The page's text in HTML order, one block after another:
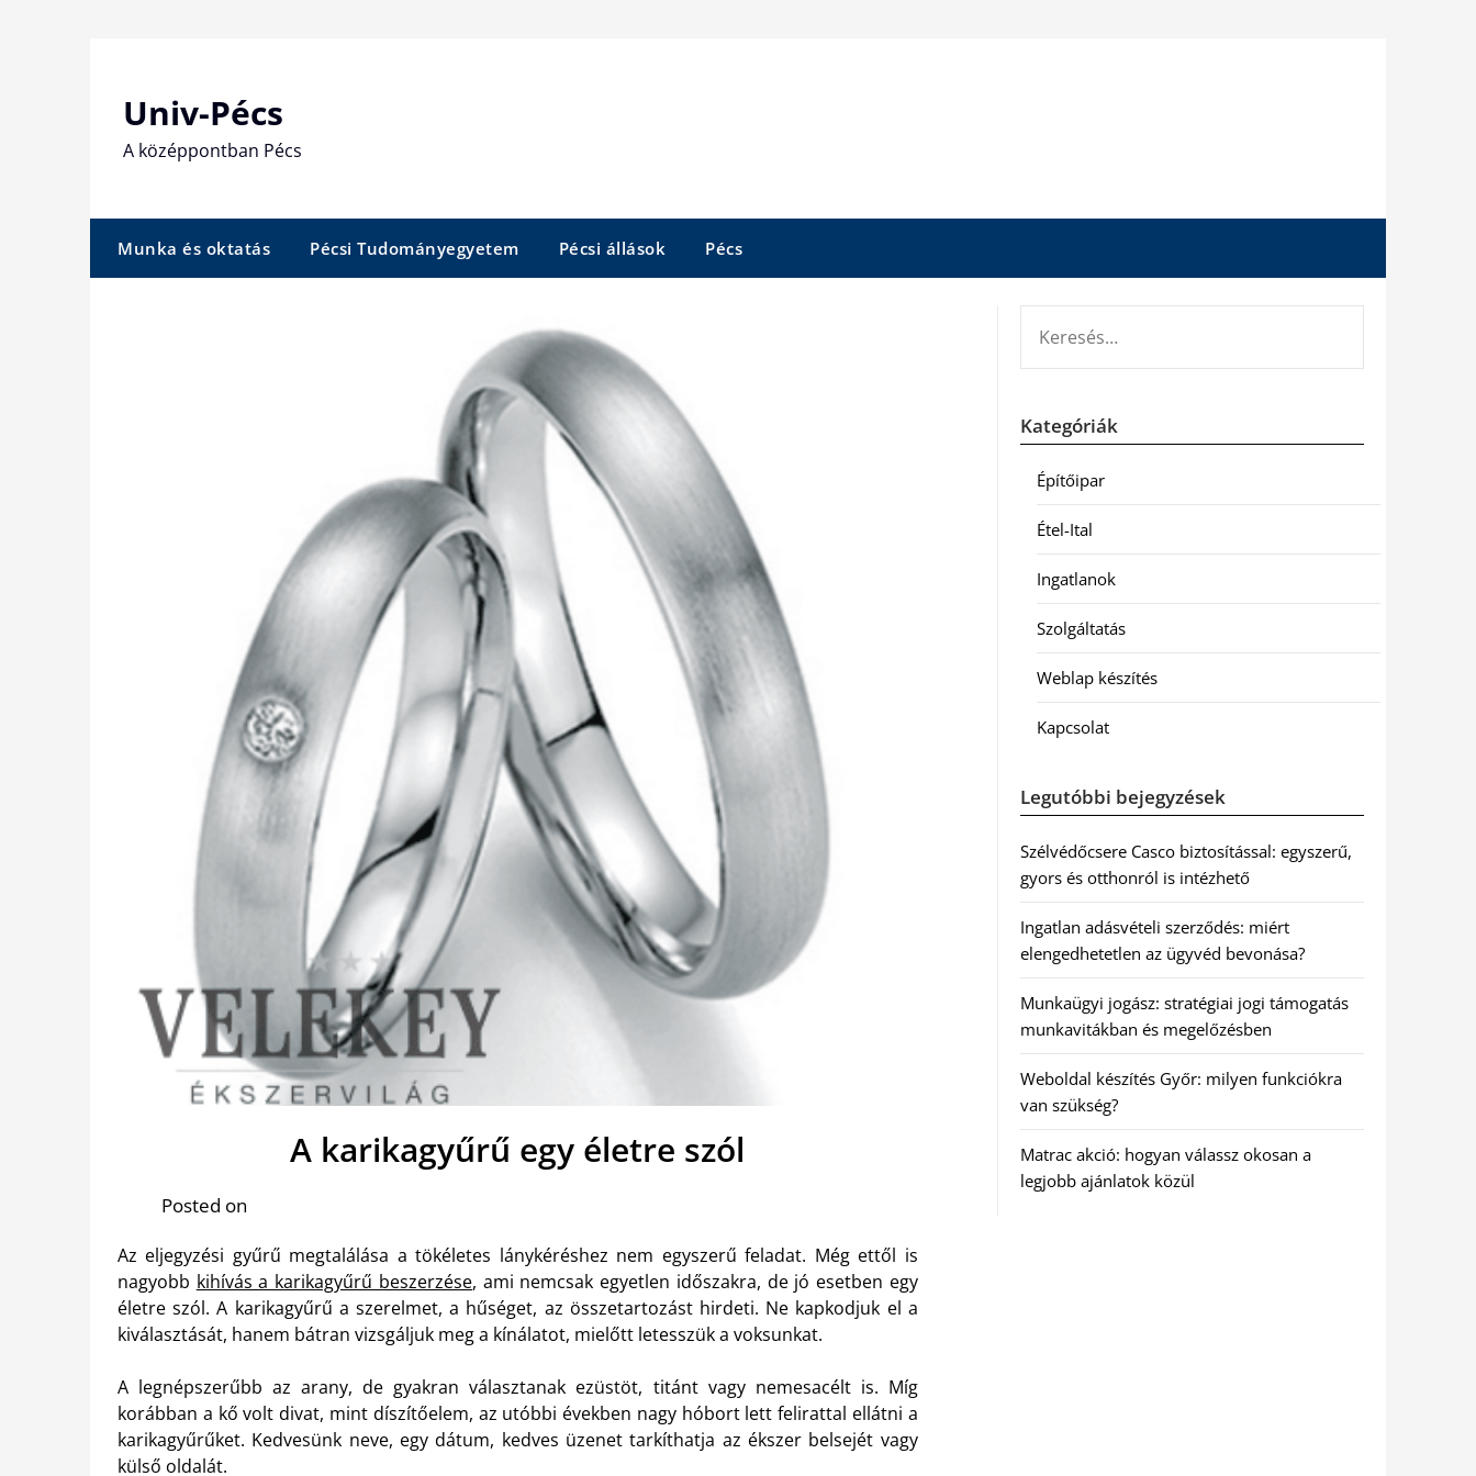
Univ-Pécs
A középpontban Pécs
Munka és oktatás Pécsi Tudományegyetem Pécsi állások Pécs
A karikagyűrű egy életre szól
Posted on
Az eljegyzési gyűrű megtalálása a tökéletes lánykéréshez nem egyszerű feladat. Még ettől is
nagyobb kihívás a karikagyűrű beszerzése, ami nemcsak egyetlen időszakra, de jó esetben egy
életre szól. A karikagyűrű a szerelmet, a hűséget, az összetartozást hirdeti. Ne kapkodjuk el a
kiválasztását, hanem bátran vizsgáljuk meg a kínálatot, mielőtt letesszük a voksunkat.
A legnépszerűbb az arany, de gyakran választanak ezüstöt, titánt vagy nemesacélt is. Míg
korábban a kő volt divat, mint díszítőelem, az utóbbi években nagy hóbort lett felirattal ellátni a
karikagyűrűket. Kedvesünk neve, egy dátum, kedves üzenet tarkíthatja az ékszer belsejét vagy
külső oldalát.
Kategóriák
Építőipar
Étel-Ital
Ingatlanok
Szolgáltatás
Weblap készítés
Kapcsolat
Legutóbbi bejegyzések
Szélvédőcsere Casco biztosítással: egyszerű,
gyors és otthonról is intézhető
Ingatlan adásvételi szerződés: miért
elengedhetetlen az ügyvéd bevonása?
Munkaügyi jogász: stratégiai jogi támogatás
munkavitákban és megelőzésben
Weboldal készítés Győr: milyen funkciókra
van szükség?
Matrac akció: hogyan válassz okosan a
legjobb ajánlatok közül